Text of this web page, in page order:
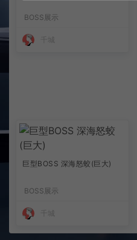
BOSS展示
巨型BOSS 深海怒蛟(巨大)
BOSS展示